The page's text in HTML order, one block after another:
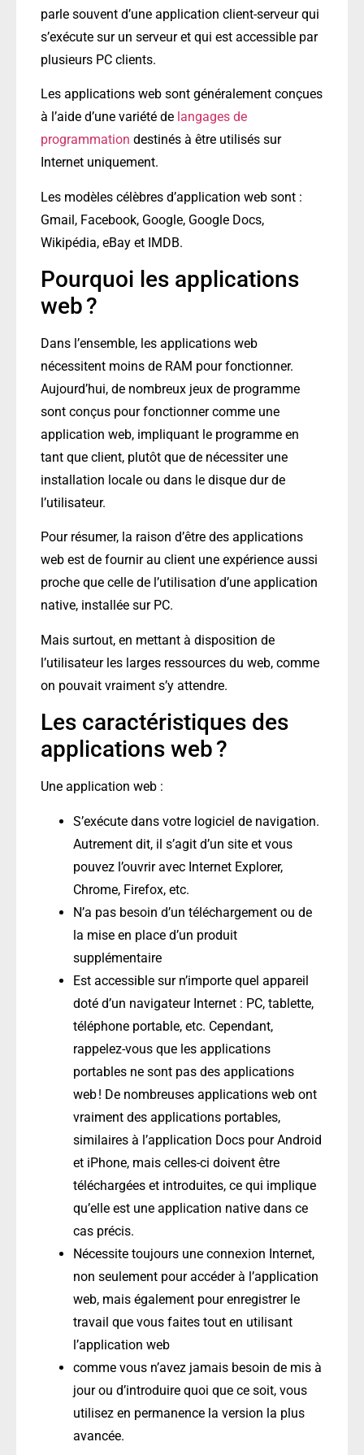
parle souvent d’une application client-serveur qui
s’exécute sur un serveur et qui est accessible par
plusieurs PC clients.
Les applications web sont généralement conçues
à l’aide d’une variété de langages de
programmation destinés à être utilisés sur
Internet uniquement.
Les modèles célèbres d’application web sont :
Gmail, Facebook, Google, Google Docs,
Wikipédia, eBay et IMDB.
Pourquoi les applications
web ?
Dans l’ensemble, les applications web
nécessitent moins de RAM pour fonctionner.
Aujourd’hui, de nombreux jeux de programme
sont conçus pour fonctionner comme une
application web, impliquant le programme en
tant que client, plutôt que de nécessiter une
installation locale ou dans le disque dur de
l’utilisateur.
Pour résumer, la raison d’être des applications
web est de fournir au client une expérience aussi
proche que celle de l’utilisation d’une application
native, installée sur PC.
Mais surtout, en mettant à disposition de
l’utilisateur les larges ressources du web, comme
on pouvait vraiment s’y attendre.
Les caractéristiques des
applications web ?
Une application web :
S’exécute dans votre logiciel de navigation.
Autrement dit, il s’agit d’un site et vous
pouvez l’ouvrir avec Internet Explorer,
Chrome, Firefox, etc.
N’a pas besoin d’un téléchargement ou de
la mise en place d’un produit
supplémentaire
Est accessible sur n’importe quel appareil
doté d’un navigateur Internet : PC, tablette,
téléphone portable, etc. Cependant,
rappelez-vous que les applications
portables ne sont pas des applications
web ! De nombreuses applications web ont
vraiment des applications portables,
similaires à l’application Docs pour Android
et iPhone, mais celles-ci doivent être
téléchargées et introduites, ce qui implique
qu’elle est une application native dans ce
cas précis.
Nécessite toujours une connexion Internet,
non seulement pour accéder à l’application
web, mais également pour enregistrer le
travail que vous faites tout en utilisant
l’application web
comme vous n’avez jamais besoin de mis à
jour ou d’introduire quoi que ce soit, vous
utilisez en permanence la version la plus
avancée.